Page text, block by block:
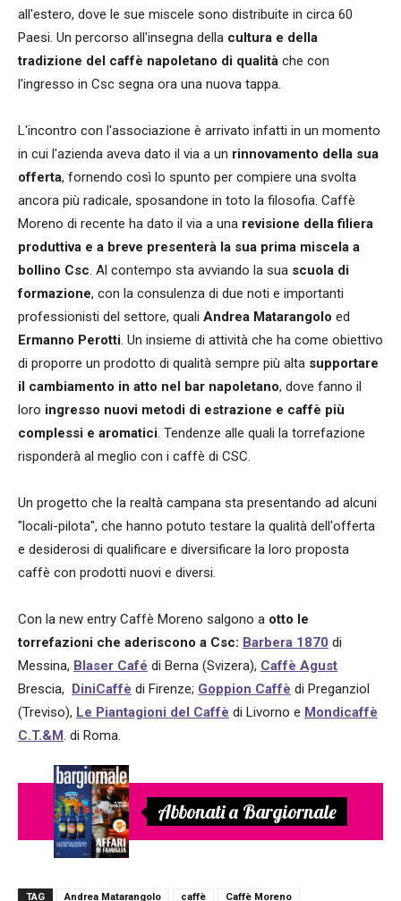
all'estero, dove le sue miscele sono distribuite in circa 60
Paesi. Un percorso all'insegna della cultura e della
tradizione del caffè napoletano di qualità che con
l'ingresso in Csc segna ora una nuova tappa.
L'incontro con l'associazione è arrivato infatti in un momento
in cui l'azienda aveva dato il via a un rinnovamento della sua
offerta, fornendo così lo spunto per compiere una svolta
ancora più radicale, sposandone in toto la filosofia. Caffè
Moreno di recente ha dato il via a una revisione della filiera
produttiva e a breve presenterà la sua prima miscela a
bollino Csc. Al contempo sta avviando la sua scuola di
formazione, con la consulenza di due noti e importanti
professionisti del settore, quali Andrea Matarangolo ed
Ermanno Perotti. Un insieme di attività che ha come obiettivo
di proporre un prodotto di qualità sempre più alta supportare
il cambiamento in atto nel bar napoletano, dove fanno il
loro ingresso nuovi metodi di estrazione e caffè più
complessi e aromatici. Tendenze alle quali la torrefazione
risponderà al meglio con i caffè di CSC.
Un progetto che la realtà campana sta presentando ad alcuni
"locali-pilota", che hanno potuto testare la qualità dell'offerta
e desiderosi di qualificare e diversificare la loro proposta
caffè con prodotti nuovi e diversi.
Con la new entry Caffè Moreno salgono a otto le
torrefazioni che aderiscono a Csc: Barbera 1870 di
Messina, Blaser Café di Berna (Svizera), Caffè Agust
Brescia, DiniCaffè di Firenze; Goppion Caffè di Preganziol
(Treviso), Le Piantagioni del Caffè di Livorno e Mondicaffè
C.T.&M. di Roma.
Abbonati a Bargiornale
TAG Andrea Matarangolo caffè Caffè Moreno